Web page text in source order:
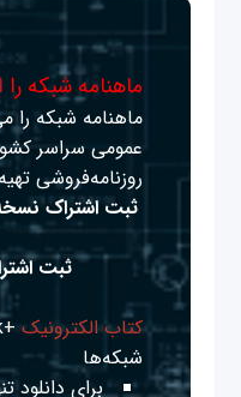
ماهنامه شبکه را
ماهنامه شبکه را
عمومی سراسر
روزنامه‌فروشی
ثبت اشتراک
ثبت
کتاب الکترونیک
شبکه‌ها
برای دانلود